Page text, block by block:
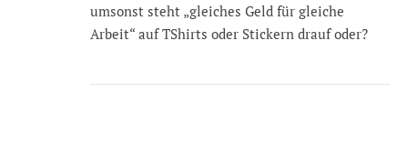
umsonst steht „gleiches Geld für gleiche
Arbeit“ auf TShirts oder Stickern drauf oder?